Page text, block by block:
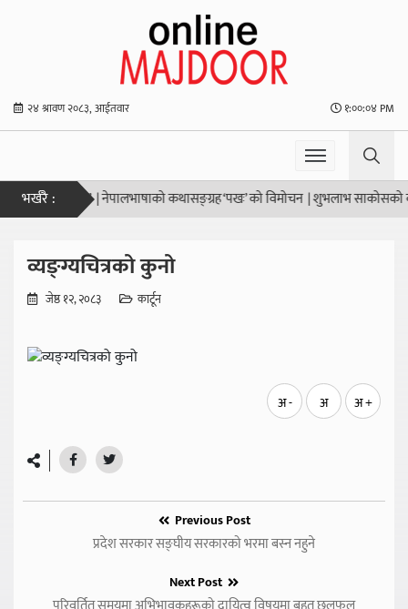
२४ श्रावण २०८३, आईतवार १:००:०४ PM
भर्खरै :
उद्देश्य हो” नेपालभाषाको कथासङ्ग्रह ‘पखः’ को विमोचन |शुभलाभ साकोसको
व्यङ्ग्यचित्रको कुनो
जेष्ठ १२, २०८३ कार्टून
अ - अ अ +
Previous Post
प्रदेश सरकार सङ्घीय सरकारको भरमा बस्न नहुने
Next Post